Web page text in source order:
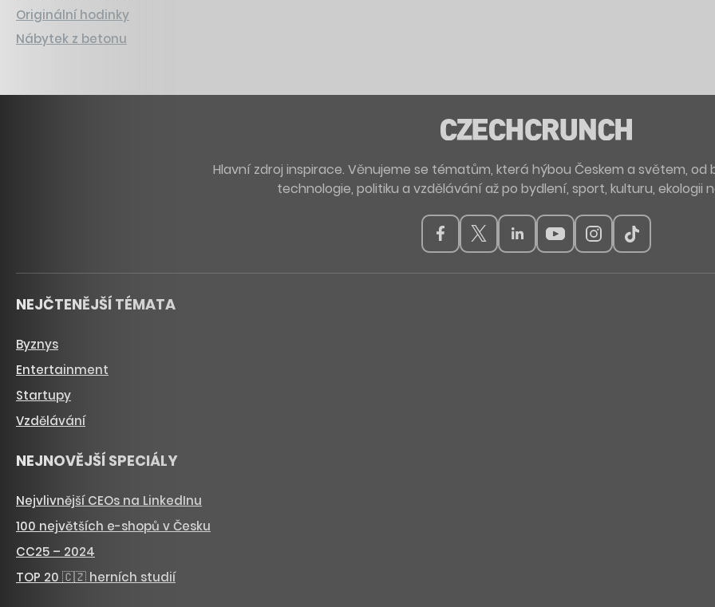
Originální hodinky
Nábytek z betonu
Hlavní zdroj inspirace. Věnujeme se tématům, která hýbou Českem a světem,
technologie, politiku a vzdělávání až po bydlení, sport, kulturu, ekologii
NEJČTENĚJŠÍ TÉMATA
Byznys
Entertainment
Startupy
Vzdělávání
NEJNOVĚJŠÍ SPECIÁLY
Nejvlivnější CEOs na LinkedInu
100 největších e-shopů v Česku
CC25 – 2024
TOP 20 🇨🇿 herních studií